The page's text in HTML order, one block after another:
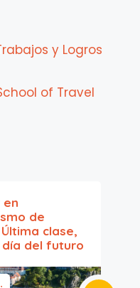
y Logros
of Travel
en
de
clase,
del futuro